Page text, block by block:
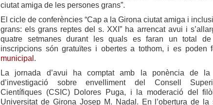
ciutat amiga de les persones grans”.
El cicle de conferències “Cap a la Girona ciutat amiga i
grans: els grans reptes del s. XXI” ha arrencat avui i
quatre setmanes durant les quals es faran un total
inscripcions són gratuïtes i obertes a tothom, i es poden
municipal .
La jornada d’avui ha comptat amb la ponència de
d’investigació sobre envelliment del Consell
Científiques (CSIC) Dolores Puga, i la moderació del
Universitat de Girona Josep M. Nadal. En l’obertura de la